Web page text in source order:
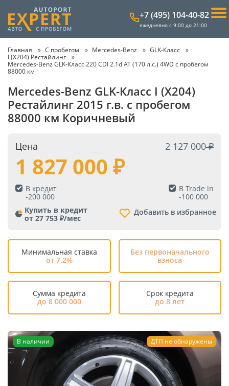
+7 (495) 104-40-82
ежедневно с 9:00 до 21:00
Главная С пробегом Mercedes-Benz
GLK-Класс
I (X204) Рестайлинг
Mercedes-Benz GLK-Класс 220 CDI 2.1d AT (170 л.с.) 4WD с пробегом
88000 км
Mercedes-Benz GLK-Класс I (X204)
Рестайлинг 2015 г.в. с пробегом
88000 км Коричневый
Цена 2 127 000
1 827 000
В кредит
-200 000
В Trade in
-100 000
Купить в кредит
от 27 753 ₽/мес
Добавить в избранное
Минимальная ставка
от 7.2%
Без первоначального
взноса
Сумма кредита
до 8 000 000
Срок кредита
до 8 лет
В наличии ДТП не обнаружены